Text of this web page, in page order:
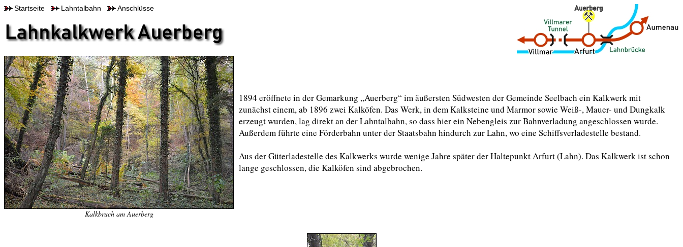
Startseite Lahntalbahn Anschlüsse
Kalkbruch am Auerberg
1894 eröffnete in der Gemarkung „Auerberg“ im äußersten Südwesten der Gemeinde Seelbach ein Kalkwerk mit
zunächst einem, ab 1896 zwei Kalköfen. Das Werk, in dem Kalksteine und Marmor sowie Weiß-, Mauer- und Dungkalk
erzeugt wurden, lag direkt an der Lahntalbahn, so dass hier ein Nebengleis zur Bahnverladung angeschlossen wurde.
Außerdem führte eine Förderbahn unter der Staatsbahn hindurch zur Lahn, wo eine Schiffsverladestelle bestand.
Aus der Güterladestelle des Kalkwerks wurde wenige Jahre später der Haltepunkt Arfurt (Lahn). Das Kalkwerk ist schon
lange geschlossen, die Kalköfen sind abgebrochen.